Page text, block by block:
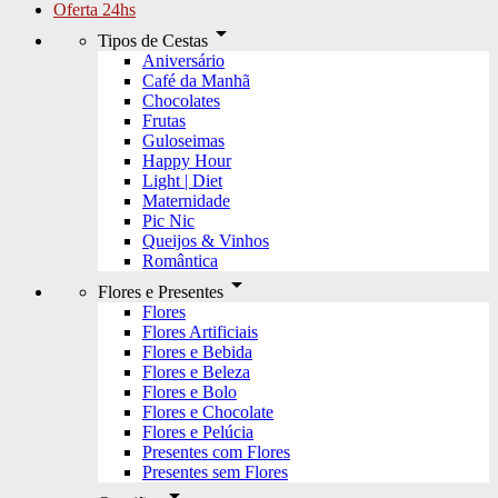
Oferta 24hs
Tipos de Cestas arrow_drop_down
Aniversário
Café da Manhã
Chocolates
Frutas
Guloseimas
Happy Hour
Light | Diet
Maternidade
Pic Nic
Queijos & Vinhos
Romântica
Flores e Presentes arrow_drop_down
Flores
Flores Artificiais
Flores e Bebida
Flores e Beleza
Flores e Bolo
Flores e Chocolate
Flores e Pelúcia
Presentes com Flores
Presentes sem Flores